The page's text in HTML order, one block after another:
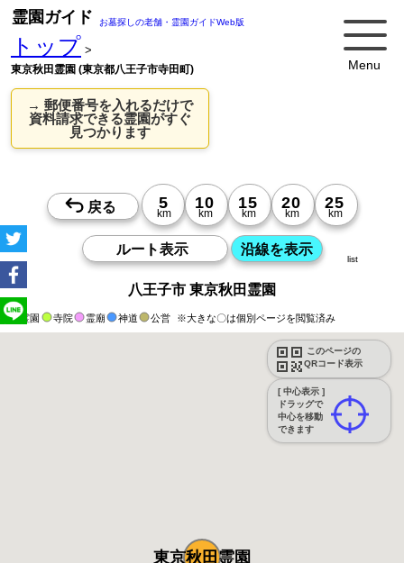
Menu
霊園ガイド お墓探しの老舗・霊園ガイドWeb版
トップ >
東京秋田霊園 (東京都八王子市寺田町)
→ 郵便番号を入れるだけで
資料請求できる霊園がすぐ
見つかります
八王子市 東京秋田霊園
霊園 寺院 霊廟 神道 公営 ※大きな〇は個別ページを閲覧済み
このページの
QRコード表示
[ 中心表示 ]
ドラッグで
中心を移動
できます
list
東京秋田霊園